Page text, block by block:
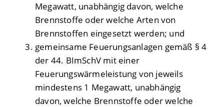
Megawatt, unabhängig davon, welche
Brennstoffe oder welche Arten von
Brennstoffen eingesetzt werden; und
gemeinsame Feuerungsanlagen gemäß § 4
der 44. BImSchV mit einer
Feuerungswärmeleistung von jeweils
mindestens 1 Megawatt, unabhängig
davon, welche Brennstoffe oder welche